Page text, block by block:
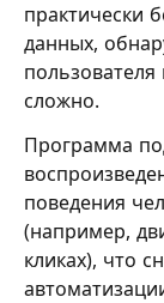
практически
данных,
сложно.
Программа
поведения
(например,
кликах), что